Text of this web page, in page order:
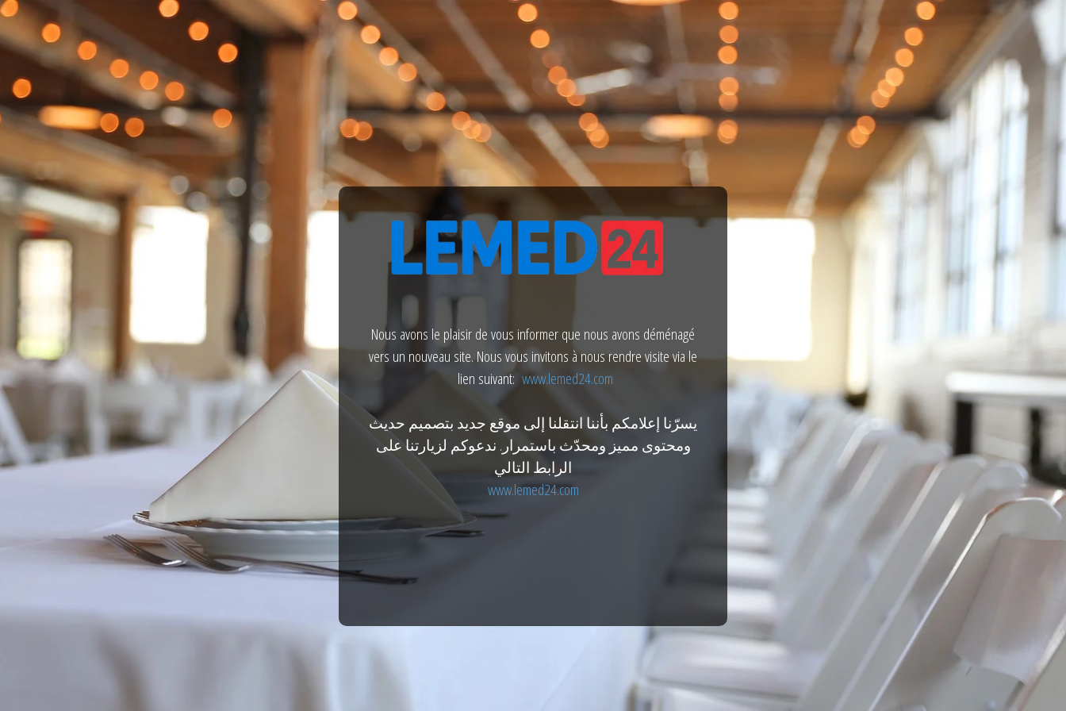
Nous avons le plaisir de vous informer que nous avons déménagé
vers un nouveau site. Nous vous invitons à nous rendre visite via le
lien suivant: www.lemed24.com
يسرّنا إعلامكم بأننا انتقلنا إلى موقع جديد بتصميم حديث
ومحتوى مميز ومحدّث باستمرار. ندعوكم لزيارتنا على
الرابط التالي